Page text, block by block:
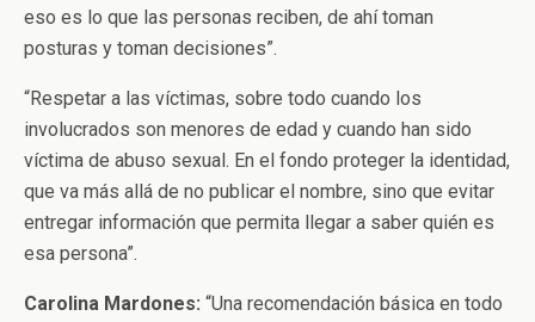
eso es lo que las personas reciben, de ahí toman
posturas y toman decisiones”.
“Respetar a las víctimas, sobre todo cuando los
involucrados son menores de edad y cuando han sido
víctima de abuso sexual. En el fondo proteger la identidad,
que va más allá de no publicar el nombre, sino que evitar
entregar información que permita llegar a saber quién es
esa persona”.
Carolina Mardones: “Una recomendación básica en todo